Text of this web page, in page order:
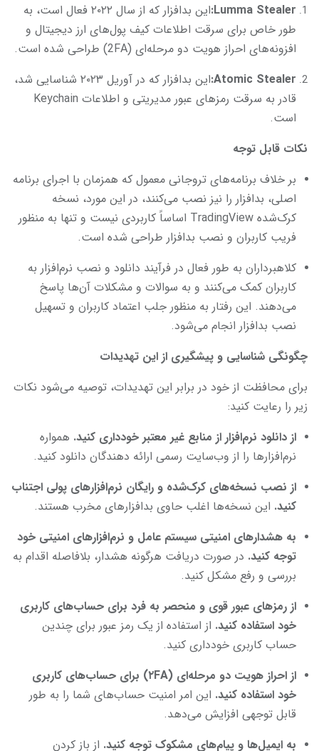
Lumma Stealer:
این بدافزار که از سال ۲۰۲۲ فعال است، به
طور خاص برای سرقت اطلاعات کیف پول‌های ارز دیجیتال و
افزونه‌های احراز هویت دو مرحله‌ای (2FA) طراحی شده است.
Atomic Stealer:
این بدافزار که در آوریل ۲۰۲۳ شناسایی شد،
قادر به سرقت رمزهای عبور مدیریتی و اطلاعات Keychain
است.
نکات قابل توجه
بر خلاف برنامه‌های تروجانی معمول که همزمان با اجرای برنامه
اصلی، بدافزار را نیز نصب می‌کنند، در این مورد، نسخه
کرک‌شده TradingView اساساً کاربردی نیست و تنها به منظور
فریب کاربران و نصب بدافزار طراحی شده است.
کلاهبرداران به طور فعال در فرآیند دانلود و نصب نرم‌افزار به
کاربران کمک می‌کنند و به سوالات و مشکلات آن‌ها پاسخ
می‌دهند. این رفتار به منظور جلب اعتماد کاربران و تسهیل
نصب بدافزار انجام می‌شود.
چگونگی شناسایی و پیشگیری از این تهدیدات
برای محافظت از خود در برابر این تهدیدات، توصیه می‌شود نکات
زیر را رعایت کنید:
از دانلود نرم‌افزار از منابع غیر معتبر خودداری کنید. همواره
نرم‌افزارها را از وب‌سایت رسمی ارائه دهندگان دانلود کنید.
از نصب نسخه‌های کرک‌شده و رایگان نرم‌افزارهای پولی اجتناب
کنید. این نسخه‌ها اغلب حاوی بدافزارهای مخرب هستند.
به هشدارهای امنیتی سیستم عامل و نرم‌افزارهای امنیتی خود
توجه کنید. در صورت دریافت هرگونه هشدار، بلافاصله اقدام به
بررسی و رفع مشکل کنید.
از رمزهای عبور قوی و منحصر به فرد برای حساب‌های کاربری
خود استفاده کنید. از استفاده از یک رمز عبور برای چندین
حساب کاربری خودداری کنید.
از احراز هویت دو مرحله‌ای (۲
FA) برای حساب‌های کاربری
خود استفاده کنید. این امر امنیت حساب‌های شما را به طور
قابل توجهی افزایش می‌دهد.
به ایمیل‌ها و پیام‌های مشکوک توجه کنید. از باز کردن